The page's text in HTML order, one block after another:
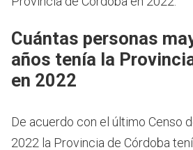
Cuántas personas
años tenía la
en 2022
De acuerdo con el último Censo
2022 la Provincia de Córdoba